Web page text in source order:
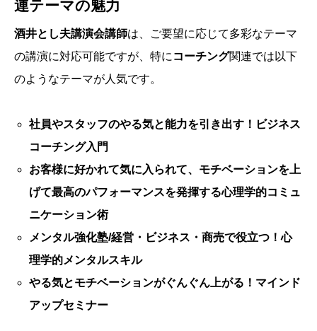
連テーマの魅力
酒井とし夫講演会講師は、ご要望に応じて多彩なテーマ
の講演に対応可能ですが、特に コーチング関連では以下
のようなテーマが人気です。
社員やスタッフのやる気と能力を引き出す！ビジネス
コーチング入門
お客様に好かれて気に入られて、モチベーションを上
げて最高のパフォーマンスを発揮する心理学的コミュ
ニケーション術
メンタル強化塾/経営・ビジネス・商売で役立つ！心
理学的メンタルスキル
やる気とモチベーションがぐんぐん上がる！マインド
アップセミナー